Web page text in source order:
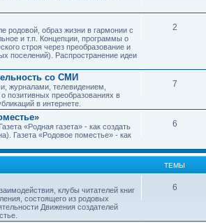
родовой, образ жизни в гармонии с
и т.п. Концепции, программы о
строя через преобразование и
поселений). Распространение идеи
2
со СМИ
журналами, телевидением,
преобразованиях в
в интернете.
7
«Родная газета» - как создать
Газета «Родовое поместье» - как
6
ТЕМЫ
клубы читателей книг
состоящего из родовых
Движения создателей
6